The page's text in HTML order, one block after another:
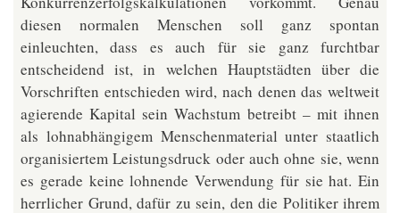
diesen normalen Menschen soll ganz spontan
einleuchten, dass es auch für sie ganz furchtbar
entscheidend ist, in welchen Hauptstädten über die
Vorschriften entschieden wird, nach denen das weltweit
agierende Kapital sein Wachstum betreibt – mit ihnen
als lohnabhängigem Menschenmaterial unter staatlich
organisiertem Leistungsdruck oder auch ohne sie, wenn
es gerade keine lohnende Verwendung für sie hat. Ein
herrlicher Grund, dafür zu sein, den die Politiker ihrem